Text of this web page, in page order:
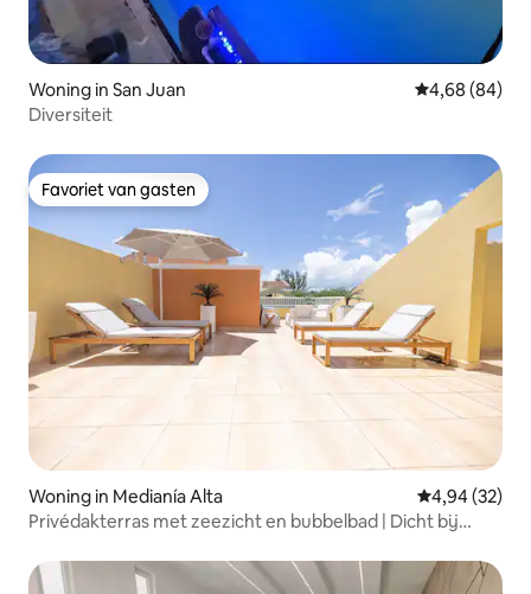
Woning in San Juan Gemiddelde
4,68 (84)
Diversiteit
Favoriet van gasten
Favoriet van gasten
Woning in Medianía Alta Gemiddelde
4,94 (32)
Privédakterras met zeezicht en bubbelbad | Dicht bij